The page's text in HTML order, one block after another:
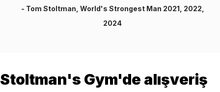
- Tom Stoltman, World's Strongest Man 2021, 2022,
2024
Stoltman's Gym'de alışveriş